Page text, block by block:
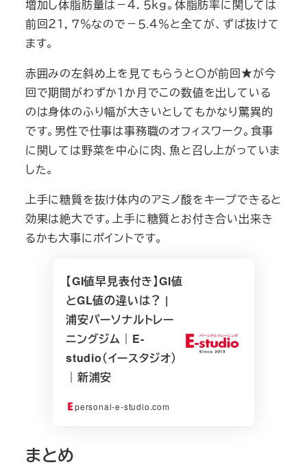
増加し体脂肪量は－４．５ｋｇ。体脂肪率に関しては
前回２１，７％なので－５.４％と全てが、ずば抜けて
ます。
赤囲みの左斜め上を見てもらうと〇が前回★が今
回で期間がわずか１か月でこの数値を出している
のは身体のふり幅が大きいとしてもかなり驚異的
です。男性で仕事は事務職のオフィスワーク。食事
に関しては野菜を中心に肉、魚と召し上がっていま
した。
上手に糖質を抜け体内のアミノ酸をキープできると
効果は絶大です。上手に糖質とお付き合い出来き
るかも大事にポイントです。
【GI値早見表付き】GI値
とGL値の違いは？ |
浦安パーソナルトレー
ニングジム｜E-
studio（イースタジオ）
｜新浦安
personal-e-studio.com
まとめ